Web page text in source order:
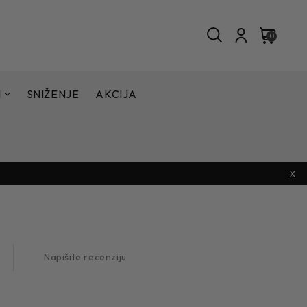
0
SNIŽENJE AKCIJA
X
Napišite recenziju